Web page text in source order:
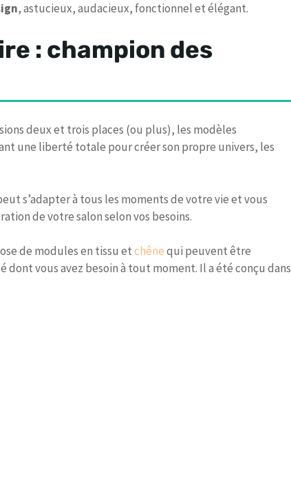
, astucieux, audacieux, fonctionnel et élégant.
: champion des
deux et trois places (ou plus), les modèles
une liberté totale pour créer son propre univers, les
s’adapter à tous les moments de votre vie et vous
de votre salon selon vos besoins.
de modules en tissu etchênequi peuvent être
vous avez besoin à tout moment. Il a été conçu dans